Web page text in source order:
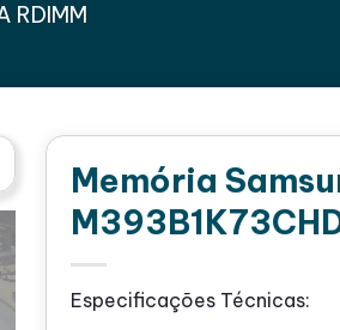
RDIMM
Memória
Especificações Técnicas: